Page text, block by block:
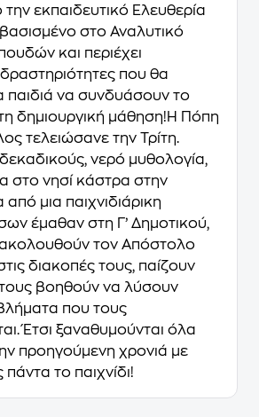
εκπαιδευτικό Ελευθερία
βασισμένο στο Αναλυτικό
και περιέχει
που θα
παιδιά να συνδυάσουν το
δημιουργική μάθηση!Η Πόπη
τελειώσανε την Τρίτη.
νερό μυθολογία,
στο νησί κάστρα στην
μια παιχνιδιάρικη
έμαθαν στη Γ’ Δημοτικού,
τον Απόστολο
διακοπές τους, παίζουν
τους βοηθούν να λύσουν
που τους
Έτσι ξαναθυμούνται όλα
προηγούμενη χρονιά με
το παιχνίδι!